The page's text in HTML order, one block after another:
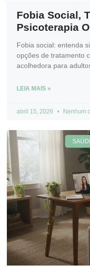
Fobia Social,
Psicoterapia
Fobia social: entenda
opções de tratamento
acolhedora para
LEIA MAIS »
abril 15, 2026 Nenhum